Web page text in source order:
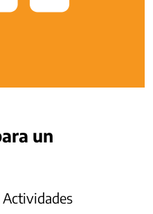
un
Actividades